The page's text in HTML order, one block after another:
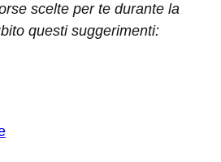
scelte per te durante la
questi suggerimenti: